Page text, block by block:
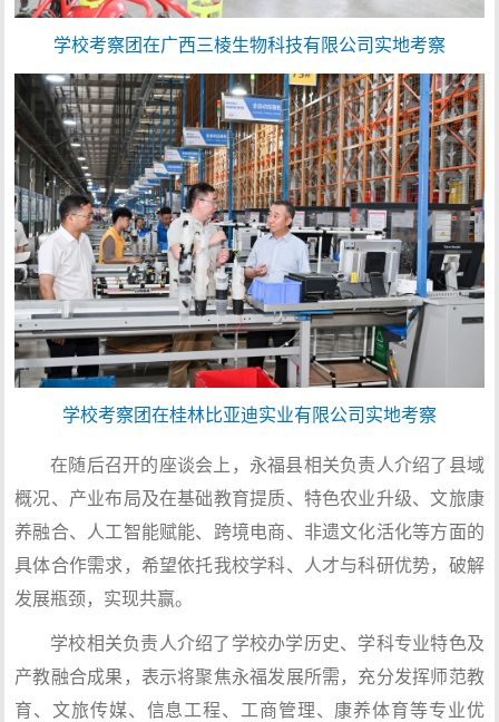
学校考察团在广西三棱生物科技有限公司实地考察
学校考察团在桂林比亚迪实业有限公司实地考察
在随后召开的座谈会上，永福县相关负责人介绍了县域
概况、产业布局及在基础教育提质、特色农业升级、文旅康
养融合、人工智能赋能、跨境电商、非遗文化活化等方面的
具体合作需求，希望依托我校学科、人才与科研优势，破解
发展瓶颈，实现共赢。
学校相关负责人介绍了学校办学历史、学科专业特色及
产教融合成果，表示将聚焦永福发展所需，充分发挥师范教
育、文旅传媒、信息工程、工商管理、康养体育等专业优